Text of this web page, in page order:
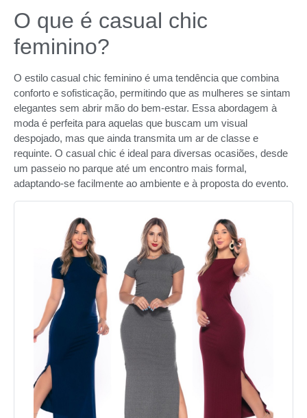
O que é casual chic
feminino?
O estilo casual chic feminino é uma tendência que combina
conforto e sofisticação, permitindo que as mulheres se sintam
elegantes sem abrir mão do bem-estar. Essa abordagem à
moda é perfeita para aquelas que buscam um visual
despojado, mas que ainda transmita um ar de classe e
requinte. O casual chic é ideal para diversas ocasiões, desde
um passeio no parque até um encontro mais formal,
adaptando-se facilmente ao ambiente e à proposta do evento.